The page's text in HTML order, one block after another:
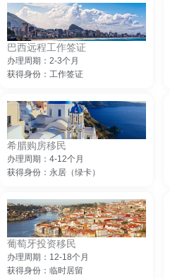
巴西远程工作签证
办理周期：2-3个月
获得身份：工作签证
希腊购房移民
办理周期：4-12个月
获得身份：永居（绿卡）
葡萄牙投资移民
办理周期：12-18个月
获得身份：临时居留